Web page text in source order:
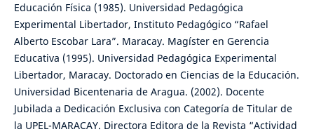
Educación Física (1985). Universidad Pedagógica
Experimental Libertador, Instituto Pedagógico “Rafael
Alberto Escobar Lara”. Maracay. Magíster en Gerencia
Educativa (1995). Universidad Pedagógica Experimental
Libertador, Maracay. Doctorado en Ciencias de la Educación.
Universidad Bicentenaria de Aragua. (2002). Docente
Jubilada a Dedicación Exclusiva con Categoría de Titular de
la UPEL-MARACAY. Directora Editora de la Revista “Actividad